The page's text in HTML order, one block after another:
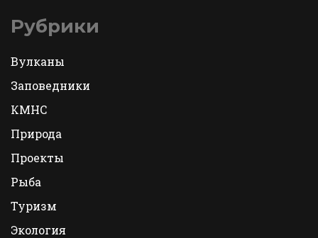
Рубрики
Вулканы
Заповедники
КМНС
Природа
Проекты
Рыба
Туризм
Экология